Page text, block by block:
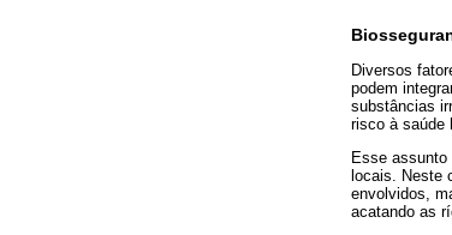
Diversos
podem
substâncias
risco à saúde
Esse
locais. Neste
envolvidos,
acatando as